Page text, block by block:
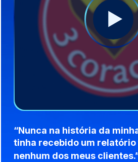
“Nunca na história da
tinha recebido um
nenhum dos meus